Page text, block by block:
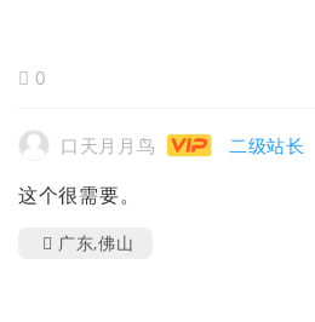
0
口天月月鸟 二级站长
这个很需要。
广东,佛山